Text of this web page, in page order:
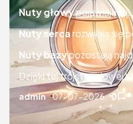
Nuty głowypojawiają się
Nuty sercarozwijają się
Nuty bazypozostają
Dzięki tej trójstopniowej
autor:
admin dodano:
07-07-2026 0